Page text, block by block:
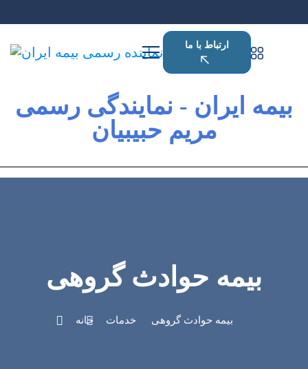
ارتباط با ما
بیمه ایران - نمایندگی رسمی
مریم حبیبیان
بیمه حوادث گروهی
خانه خدمات بیمه حوادث گروهی